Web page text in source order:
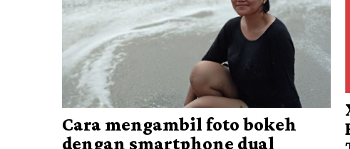
Cara mengambil foto bokeh
dengan smartphone dual